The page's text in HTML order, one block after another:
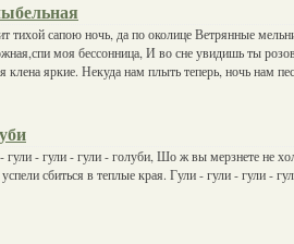
тихой сапою ночь, да по околице Ветрянные
моя бессонница, И во сне увидишь ты
клена яркие. Некуда нам плыть теперь, ночь нам
гули - гули - гули - голуби, Шо ж вы мерзнете не
сбиться в теплые края. Гули - гули - гули -